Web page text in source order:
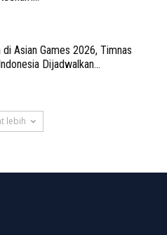
di Asian Games 2026, Timnas
Dijadwalkan...
lebih